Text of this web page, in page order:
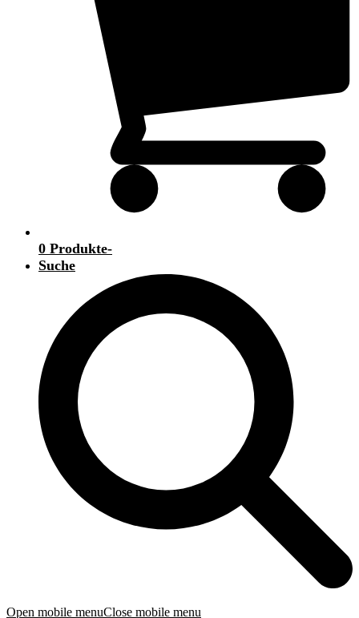
0 Produkte-
Suche
Open mobile menuClose mobile menu